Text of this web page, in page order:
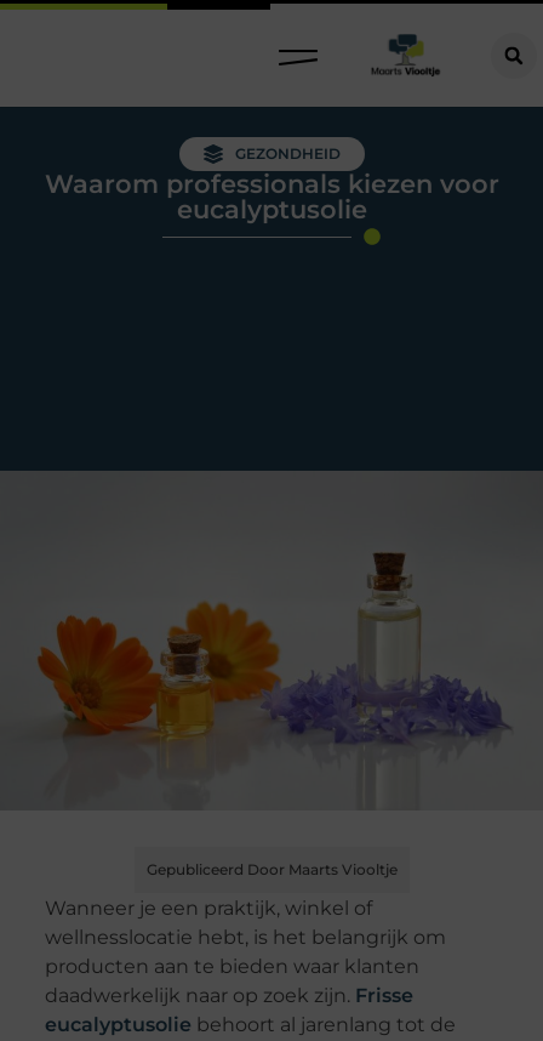
GEZONDHEID
Waarom professionals kiezen voor
eucalyptusolie
Gepubliceerd Door Maarts Viooltje
Wanneer je een praktijk, winkel of
wellnesslocatie hebt, is het belangrijk om
producten aan te bieden waar klanten
daadwerkelijk naar op zoek zijn. Frisse
eucalyptusolie behoort al jarenlang tot de